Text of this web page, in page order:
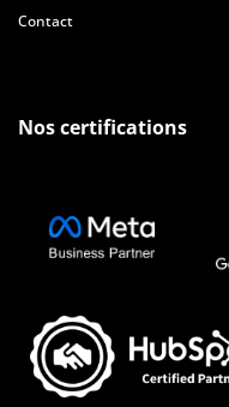
Contact
Nos certifications